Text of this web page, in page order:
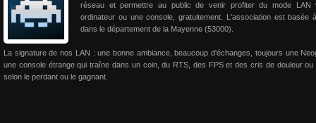
réseau et permettre au public de venir profiter du mode LAN
ordinateur ou une console, gratuitement. L'association est basée
dans le département de la Mayenne (53000).
La signature de nos LAN : une bonne ambiance, beaucoup d'échanges, toujours une
une console étrange qui traîne dans un coin, du RTS, des FPS et des cris de douleur ou
selon le perdant ou le gagnant.